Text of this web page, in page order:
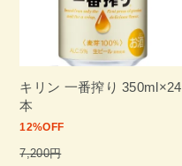
キリン 一番搾り 350ml×24
本
12%OFF
7,200円